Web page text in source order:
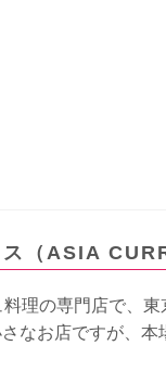
（ASIA
理の専門店で、
なお店ですが、